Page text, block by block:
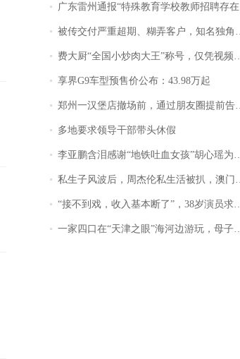
广东雷州通报“特殊教育学校教师招聘存在违规行为”：已启动问责程序 副校长被停职
被传交付严重超期、糊弄客户，知名独角兽车企创始人回应：都没证据，将依法采取措施，“本人长期与美国交管局保持沟通，对方表示肯定”
费大厨“全国小炒肉大王”称号，仅凭视频评出？中国烹饪协会回应
享界G9车型预售价公布：43.98万起
郑州一汉堡店撤场前，通过朋友圈提前告知逐一退费，有顾客仅剩1元也全被退回，分文不少；顾客：言而有信，让人感动
多地要求领导干部带头休假
李亚鹏含泪感谢“地铁吐血女孩”胡心瑶为嫣然天使捐99999元：这份捐赠太沉重，尊重其捐赠意愿，个人向胡心瑶和她的病友之家各捐赠99999元
私生子风波后，周杰伦私生活被扒，澳门输10亿传闻早已经水落石出
“接不到戏，收入基本断了”，38岁演员求职景区NPC：工作量断崖式下跌，留给我试错的时间不多了
一家四口在“天津之眼”海河边游玩，母子俩不幸溺亡